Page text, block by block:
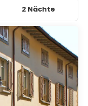
Italiens" teil, der
der kleine
und historischem
Lovere die einzige
20 schönsten
2 Nächte